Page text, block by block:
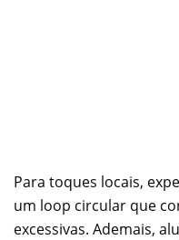
Para toques locais,
um loop circular que
excessivas. Ademais,